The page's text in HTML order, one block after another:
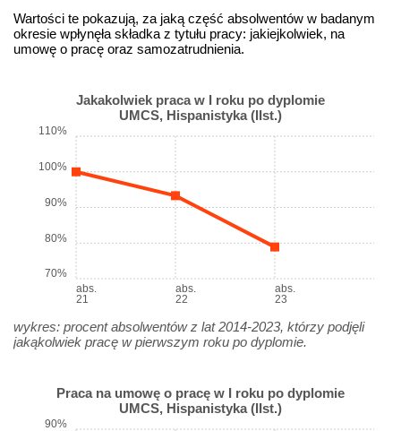
Wartości te pokazują, za jaką część absolwentów w badanym
okresie wpłynęła składka z tytułu pracy: jakiejkolwiek, na
umowę o pracę oraz samozatrudnienia.
Jakakolwiek praca w I roku po dyplomie
UMCS, Hispanistyka (IIst.)
abs.
21
abs.
22
abs.
23
70%
80%
90%
100%
110%
wykres: procent absolwentów z lat 2014-2023, którzy podjęli
jakąkolwiek pracę w pierwszym roku po dyplomie.
Praca na umowę o pracę w I roku po dyplomie
UMCS, Hispanistyka (IIst.)
90%